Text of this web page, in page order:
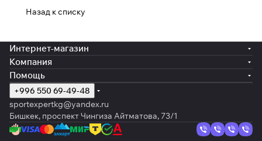
Назад к списку
Интернет-магазин
Компания
Помощь
+996 550 69-49-48
sportexpertkg@yandex.ru
Бишкек, проспект Чингиза Айтматова, 73/1